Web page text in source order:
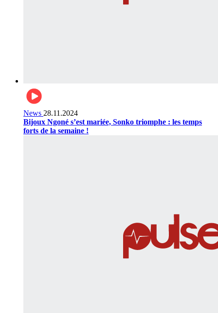
News 28.11.2024
Bijoux Ngoné s’est mariée, Sonko triomphe : les temps
forts de la semaine !